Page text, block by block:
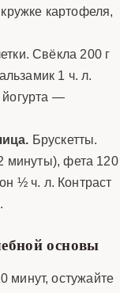
картофеля,
Свёкла 200 г
1 ч. л.
йогурта —
Брускетты.
минуты), фета 120
½ ч. л. Контраст
основы
минут, остужайте